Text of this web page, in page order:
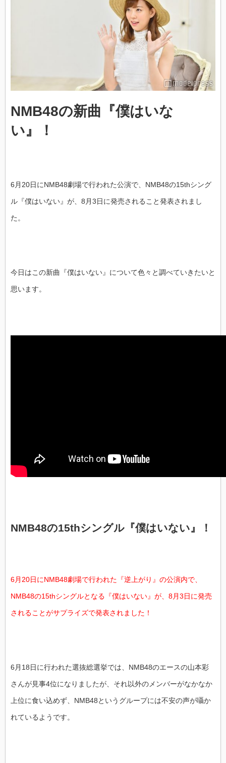
NMB48の新曲『僕はいな
い』！
6月20日にNMB48劇場で行われた公演で、NMB48の15thシング
ル『僕はいない』が、8月3日に発売されること発表されまし
た。
今日はこの新曲『僕はいない』について色々と調べていきたいと
思います。
NMB48の15thシングル『僕はいない』！
6月20日にNMB48劇場で行われた『逆上がり』の公演内で、
NMB48の15thシングルとなる『僕はいない』が、8月3日に発売
されることがサプライズで発表されました！
6月18日に行われた選抜総選挙では、NMB48のエースの山本彩
さんが見事4位になりましたが、それ以外のメンバーがなかなか
上位に食い込めず、NMB48というグループには不安の声が囁か
れているようです。